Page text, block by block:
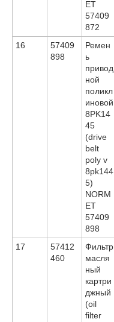
ET
57409
872
16
57409
898
Ремен
ь
привод
ной
поликл
иновой
8PK14
45
(drive
belt
poly v
8pk144
5)
NORM
ET
57409
898
17
57412
460
Фильтр
масля
ный
картри
джный
(oil
filter